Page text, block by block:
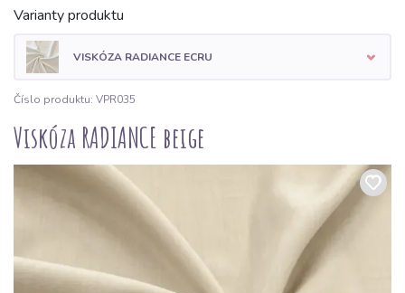
Varianty produktu
VISKÓZA RADIANCE ECRU
Číslo produktu: VPR035
Viskóza RADIANCE beige